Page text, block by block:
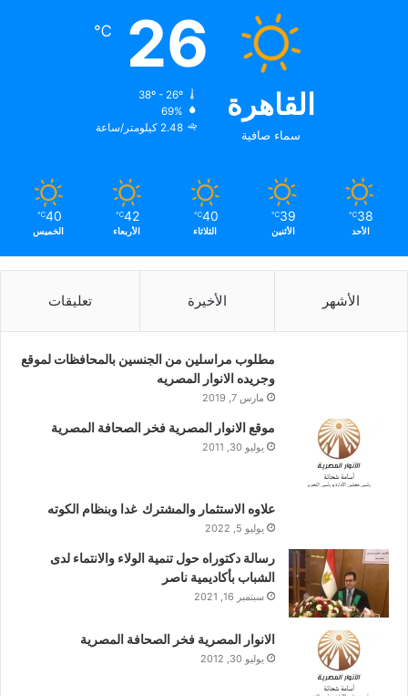
القاهرة
سماء صافية
26
℃
38º - 26º
69%
2.48 كيلومتر/ساعة
38
℃
الأحد
39
℃
الأثنين
40
℃
الثلاثاء
42
℃
الأربعاء
40
℃
الخميس
الأشهر الأخيرة تعليقات
مطلوب مراسلين من الجنسين بالمحافظات لموقع
وجريده الانوار المصريه
مارس 7, 2019
موقع الانوار المصرية فخر الصحافة المصرية
يوليو 30, 2011
علاوه الاستثمار والمشترك غدا وبنظام الكوته
يوليو 5, 2022
رسالة دكتوراه حول تنمية الولاء والانتماء لدى
الشباب بأكاديمية ناصر
سبتمبر 16, 2021
الانوار المصرية فخر الصحافة المصرية
يوليو 30, 2012